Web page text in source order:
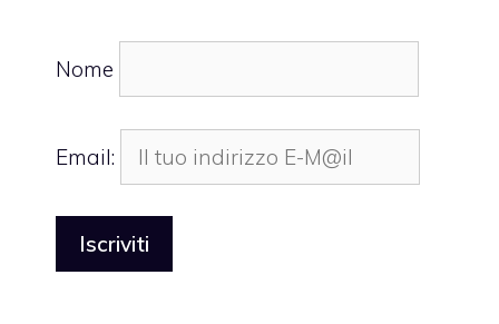
Nome
Email: